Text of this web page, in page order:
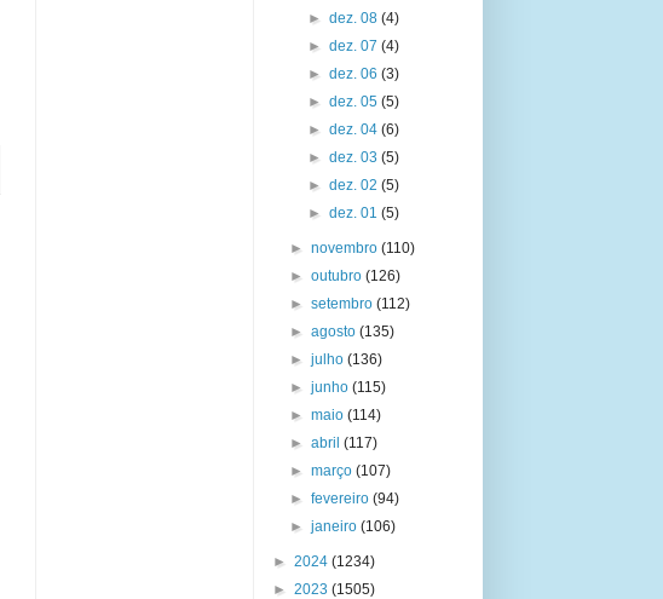
► dez. 08 (4)
► dez. 07 (4)
► dez. 06 (3)
► dez. 05 (5)
► dez. 04 (6)
► dez. 03 (5)
► dez. 02 (5)
► dez. 01 (5)
►novembro(110)
►outubro(126)
►setembro(112)
►agosto(135)
►julho(136)
►junho(115)
►maio(114)
►abril(117)
►março(107)
►fevereiro(94)
►janeiro(106)
► 2024 (1234)
► 2023 (1505)